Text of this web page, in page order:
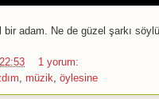
bir adam. Ne de güzel şarkı
22:53
1 yorum:
müzik öylesine